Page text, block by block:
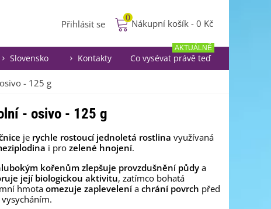
Přihlásit se
0
Nákupní košík - 0 Kč
Slovensko Kontakty Co vysévat právě teď
AKTUÁLNĚ
- 125 g
- osivo - 125 g
je rychle rostoucí jednoletá rostlina využívaná
i pro zelené hnojení.
kořenůmzlepšuje provzdušnění půdy a
její biologickou aktivitu, zatímco bohatá
hmota omezuje zaplevelenía chrání povrch před